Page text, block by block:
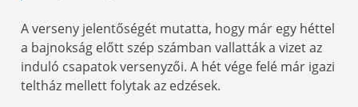
A verseny jelentőségét mutatta, hogy már egy héttel
a bajnokság előtt szép számban vallatták a vizet az
induló csapatok versenyzői. A hét vége felé már igazi
teltház mellett folytak az edzések.